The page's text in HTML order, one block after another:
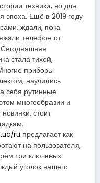
техники, но для
эпоха. Ещё в 2019 году
ждали, пока
телефон от
Сегодняшняя
стала тихой,
приборы
научились
себя рутинные
многообразии и
стоит
ru предлагает как
на пользователя,
три ключевых
уголок нашего